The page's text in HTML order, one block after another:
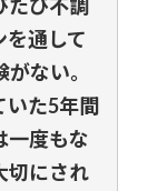
たび不調
を通して
ない。
いた5年間
一度もな
切にされ